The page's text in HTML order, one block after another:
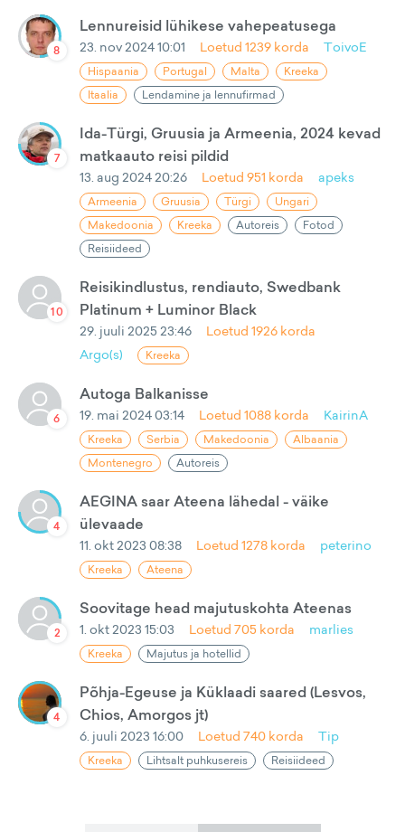
8
Lennureisid lühikese vahepeatusega
23. nov 2024 10:01 Loetud 1239 korda ToivoE
Hispaania Portugal Malta
Kreeka
Itaalia
Lendamine ja lennufirmad
7
Ida-Türgi, Gruusia ja Armeenia, 2024 kevad
matkaauto reisi pildid
13. aug 2024 20:26 Loetud 951 korda apeks
Armeenia Gruusia Türgi
Ungari
Makedoonia
Kreeka Autoreis
Fotod
Reisiideed
10
Reisikindlustus, rendiauto, Swedbank
Platinum + Luminor Black
29. juuli 2025 23:46 Loetud 1926 korda
Argo(s)
Kreeka
6
Autoga Balkanisse
19. mai 2024 03:14 Loetud 1088 korda KairinA
Kreeka Serbia Makedoonia
Albaania
Montenegro
Autoreis
4
AEGINA saar Ateena lähedal - väike
ülevaade
11. okt 2023 08:38 Loetud 1278 korda peterino
Kreeka Ateena
2
Soovitage head majutuskohta Ateenas
1. okt 2023 15:03 Loetud 705 korda marlies
Kreeka Majutus ja hotellid
4
Põhja-Egeuse ja Küklaadi saared (Lesvos,
Chios, Amorgos jt)
6. juuli 2023 16:00 Loetud 740 korda Tip
Kreeka Lihtsalt puhkusereis Reisiideed